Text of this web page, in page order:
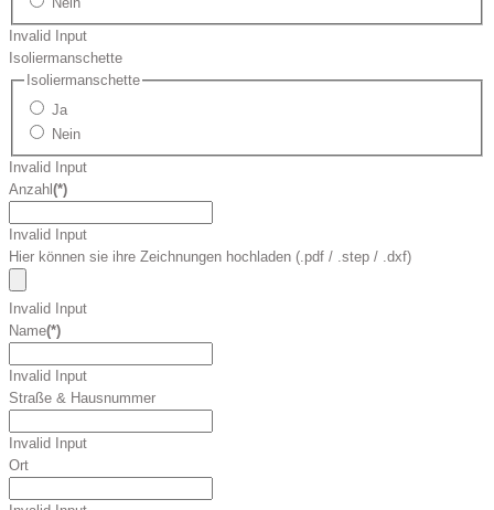
Invalid Input
Isoliermanschette
Isoliermanschette
Ja
Nein
Invalid Input
Anzahl (*)
Invalid Input
Hier können sie ihre Zeichnungen hochladen (.pdf / .step / .dxf)
Invalid Input
Name(*)
Invalid Input
Straße & Hausnummer
Invalid Input
Ort